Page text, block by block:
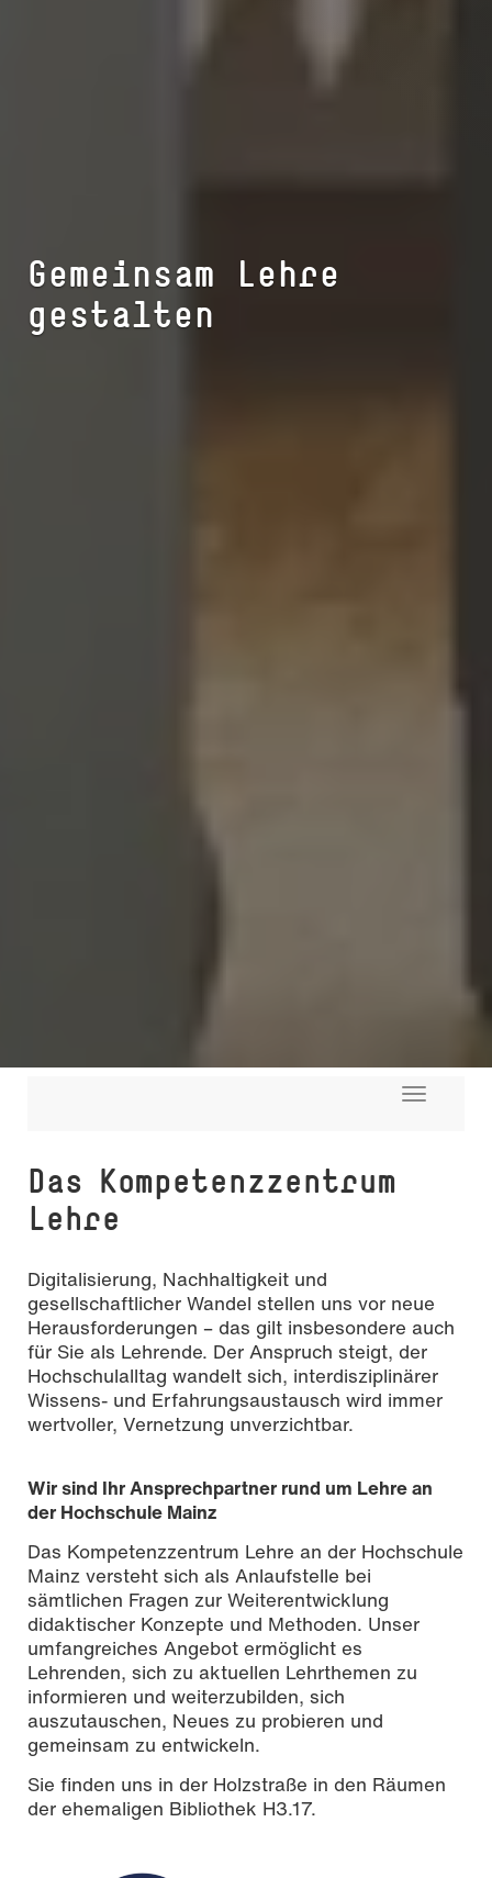
Gemeinsam Lehre
gestalten
Toggle
Das Kompetenzzentrum
Lehre
Digitalisierung, Nachhaltigkeit und
gesellschaftlicher Wandel stellen uns vor neue
Herausforderungen – das gilt insbesondere auch
für Sie als Lehrende. Der Anspruch steigt, der
Hochschulalltag wandelt sich, interdisziplinärer
Wissens- und Erfahrungsaustausch wird immer
wertvoller, Vernetzung unverzichtbar.
Wir sind Ihr Ansprechpartner rund um Lehre an
der Hochschule Mainz
Das Kompetenzzentrum Lehre an der Hochschule
Mainz versteht sich als Anlaufstelle bei
sämtlichen Fragen zur Weiterentwicklung
didaktischer Konzepte und Methoden. Unser
umfangreiches Angebot ermöglicht es
Lehrenden, sich zu aktuellen Lehrthemen zu
informieren und weiterzubilden, sich
auszutauschen, Neues zu probieren und
gemeinsam zu entwickeln.
Sie finden uns in der Holzstraße in den Räumen
der ehemaligen Bibliothek H3.17.